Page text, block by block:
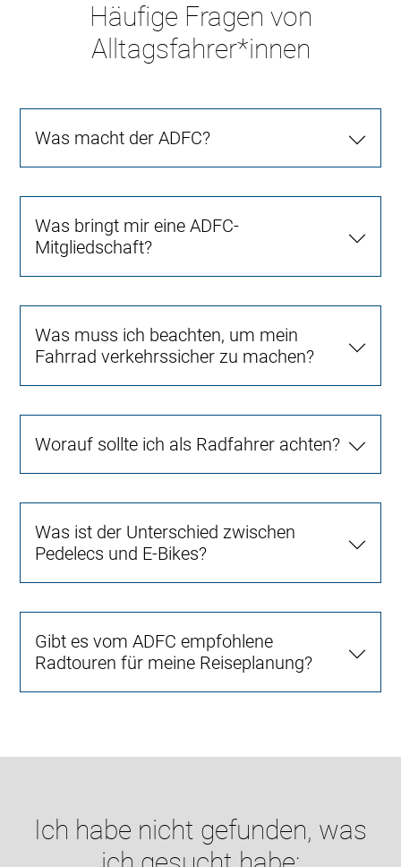
Häufige Fragen von
Alltagsfahrer*innen
Was macht der ADFC?
Was bringt mir eine ADFC-
Mitgliedschaft?
Was muss ich beachten, um mein
Fahrrad verkehrssicher zu machen?
Worauf sollte ich als Radfahrer achten?
Was ist der Unterschied zwischen
Pedelecs und E-Bikes?
Gibt es vom ADFC empfohlene
Radtouren für meine Reiseplanung?
Ich habe nicht gefunden, was